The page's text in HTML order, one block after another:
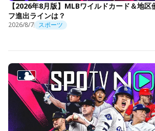
【2026年8月版】MLBワイルドカード＆地
フ進出ラインは？
2026/8/7 スポーツ